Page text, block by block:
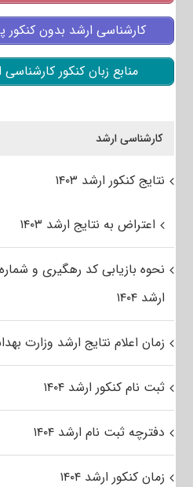
کارشناسی ارشد بدون کنکور
منابع زبان کنکور کارشناسی
کارشناسی ارشد
نتایج کنکور ارشد ۱۴۰۳
اعتراض به نتایج ارشد ۱۴۰۳
نحوه بازیابی کد رهگیری و
ارشد ۱۴۰۴
زمان اعلام نتایج ارشد وزارت
ثبت نام کنکور ارشد ۱۴۰۴
دفترچه ثبت نام ارشد ۱۴۰۴
زمان کنکور ارشد ۱۴۰۴